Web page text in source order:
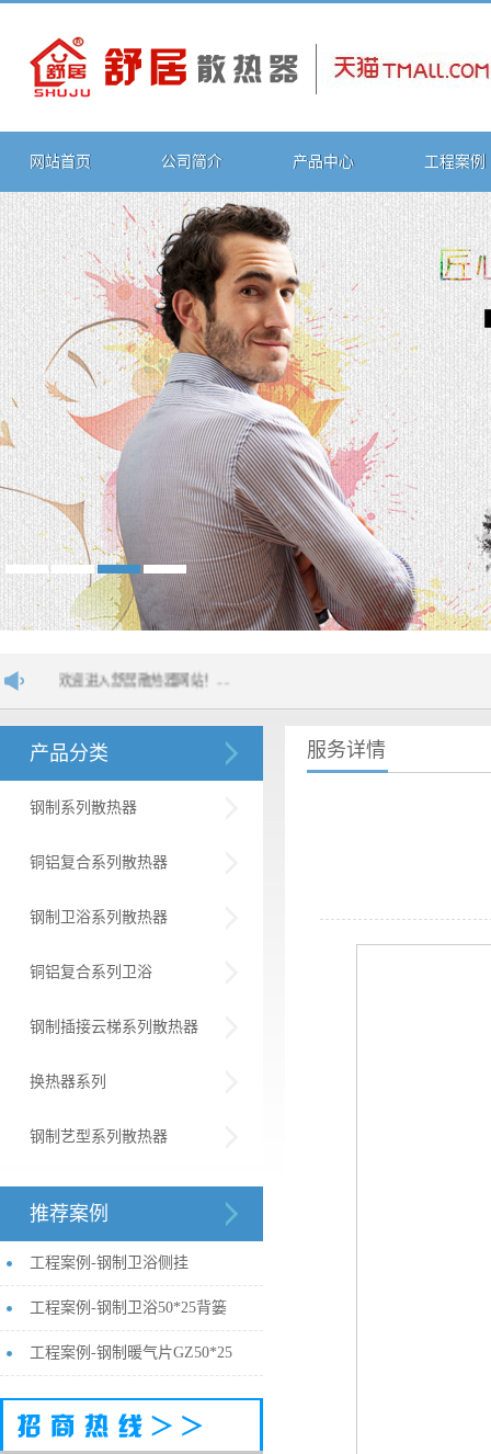
网站首页 公司简介 产品中心 工程案例
舒居散热器网站！....
产品分类
钢制系列散热器
铜铝复合系列散热器
钢制卫浴系列散热器
铜铝复合系列卫浴
钢制插接云梯系列散热器
换热器系列
钢制艺型系列散热器
推荐案例
工程案例-钢制卫浴侧挂
工程案例-钢制卫浴50*25背篓
工程案例-钢制暖气片GZ50*25
服务详情